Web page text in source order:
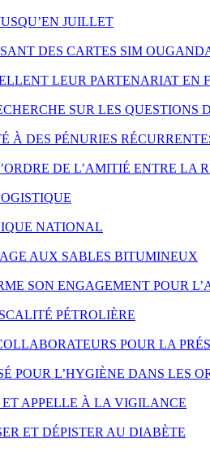
JUILLET
DES CARTES SIM
LEUR PARTENARIAT EN
SUR LES QUESTIONS
À DES PÉNURIES
DE L’AMITIÉ ENTRE LA
NATIONAL
AUX SABLES BITUMINEUX
SON ENGAGEMENT POUR
PÉTROLIÈRE
POUR LA
POUR L’HYGIÈNE DANS LES
ET APPELLE À LA VIGILANCE
ET DÉPISTER AU DIABÈTE